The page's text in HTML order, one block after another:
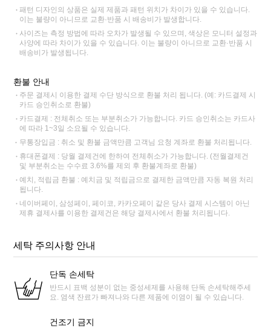
패턴 디자인의 상품은 실제 제품과 패턴 위치가 차이가 있을 수 있습니다.
이는 불량이 아니므로 교환·반품 시 배송비가 발생합니다.
사이즈는 측정 방법에 따라 오차가 발생될 수 있으며, 색상은 모니터 설정과
사양에 따라 차이가 있을 수 있습니다. 이는 불량이 아니므로 교환·반품 시
배송비가 발생됩니다.
환불 안내
주문 결제시 이용한 결제 수단 방식으로 환불 처리 됩니다. (예: 카드결제 시
카드 승인취소로 환불)
카드결제 : 전체취소 또는 부분취소가 가능합니다. 카드 승인취소는 카드사
에 따라 1~3일 소요될 수 있습니다.
무통장입금 : 취소 및 환불 금액만큼 고객님 요청 계좌로 환불 처리됩니다.
휴대폰결제 : 당월 결제건에 한하여 전체취소가 가능합니다. (전월결제건
및 부분취소는 수수료 3.6%를 제외 후 환불계좌로 환불)
예치, 적립금 환불 : 예치금 및 적립금으로 결제한 금액만큼 자동 복원 처리
됩니다.
네이버페이, 삼성페이, 페이코, 카카오페이 같은 당사 결제 시스템이 아닌
제휴 결제사를 이용한 결제건은 해당 결제사에서 환불 처리됩니다.
세탁 주의사항 안내
단독 손세탁
반드시 표백 성분이 없는 중성세제를 사용해 단독 손세탁해주세
요. 염색 잔료가 빠져나와 다른 제품에 이염이 될 수 있습니다.
건조기 금지